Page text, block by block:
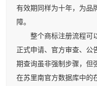
有效期同样为十年，为品
障。
整个商标注册流程可以
正式申请、官方审查、公
期查询虽非强制步骤，但
在苏里南官方数据库中的